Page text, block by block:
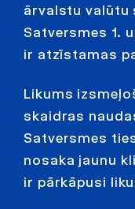
ārvalstu valūtu
Satversmes 1.
ir atzīstamas
Likums
skaidras
Satversmes
nosaka jaunu
ir pārkāpusi